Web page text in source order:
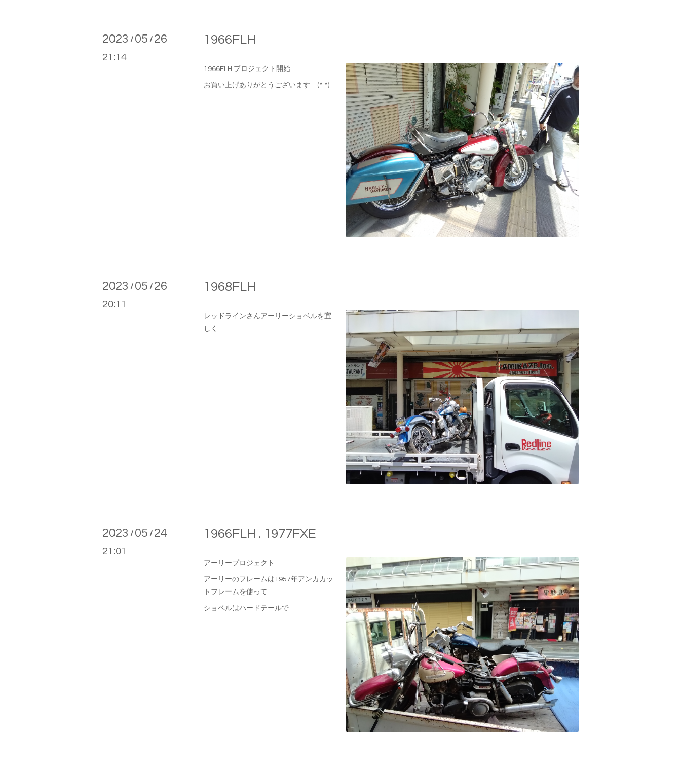
2023 / 05 / 26
21:14
1966FLH
1966FLH プロジェクト開始
お買い上げありがとうございます (^.^)
2023 / 05 / 26
20:11
1968FLH
レッドラインさんアーリーショベルを宜
しく
2023 / 05 / 24
21:01
1966FLH . 1977FXE
アーリープロジェクト
アーリーのフレームは1957年アンカカッ
トフレームを使って…
ショベルはハードテールで…